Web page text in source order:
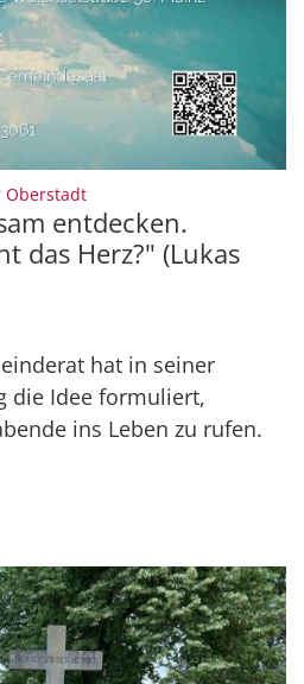
Oberstadt:
entdecken.
das Herz?" (Lukas
hat in seiner
die Idee formuliert,
ins Leben zu rufen.